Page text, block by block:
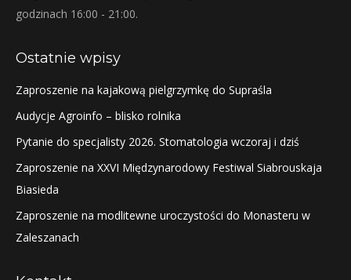
godzinach 16:00 - 21:00.
Ostatnie wpisy
Zaproszenie na kajakową pielgrzymkę do Supraśla
Audycje Agroinfo – blisko rolnika
Pytanie do specjalisty 2026. Stomatologia wczoraj i dziś
Zaproszenie na XXVI Międzynarodowy Festiwal Siabrouskaja
Biasieda
Zaproszenie na modlitewne uroczystości do Monasteru w
Zaleszanach